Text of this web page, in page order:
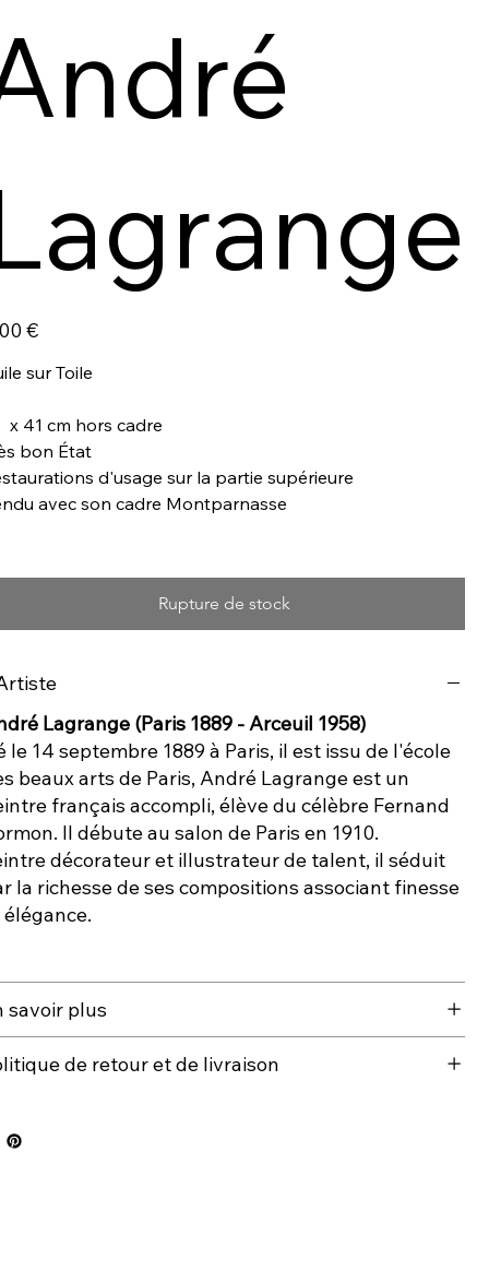
€
sur Toile
x 41 cm hors cadre
bon État
d'usage sur la partie supérieure
avec son cadre Montparnasse
Rupture de stock
Lagrange (Paris 1889 - Arceuil 1958)
le 14 septembre 1889 à Paris, il est issu de l'école
beaux arts de Paris, André Lagrange est un
français accompli, élève du célèbre Fernand
Il débute au salon de Paris en 1910.
décorateur et illustrateur de talent, il séduit
la richesse de ses compositions associant finesse
savoir plus
de retour et de livraison